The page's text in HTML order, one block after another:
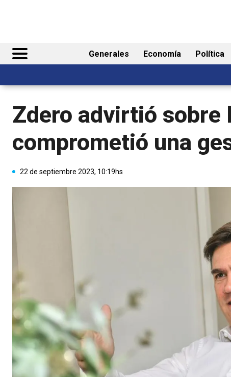
Generales Economía Política
Zdero advirtió sobre
comprometió una
22 de septiembre 2023, 10:19hs